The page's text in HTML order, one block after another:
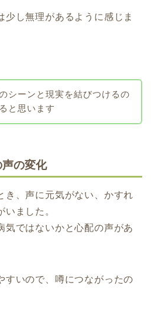
少し無理があるように感じま
シーンと現実を結びつけるの
と思います
の変化
き、声に元気がない、かすれ
ました。
気ではないかと心配の声があ
すいので、噂につながったの